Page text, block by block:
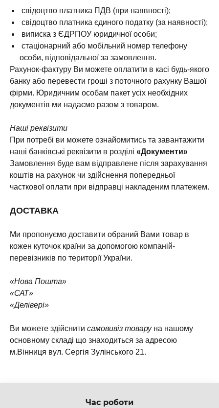
свідоцтво платника ПДВ (при наявності);
свідоцтво платника єдиного податку (за наявності);
виписка з ЄДРПОУ юридичної особи;
стаціонарний або мобільний номер телефону
особи, відповідальної за замовлення.
Рахунок-фактуру Ви можете оплатити в касі будь-якого
банку або перевести гроші з поточного рахунку Вашої
фірми. Юридичним особам пакет усіх необхідних
документів ми надаємо разом з товаром.
Наші реквізити
При потребі ви можете ознайомитись та завантажити
наші банківські реквізити в розділі «Документи»
Замовлення буде вам відправлене після зарахування
коштів на рахунок чи здійснення попередньої
часткової оплати при відправці накладеним платежем.
ДОСТАВКА
Ми пропонуємо доставити обраний Вами товар в
кожен куточок країни за допомогою компаній-
перевізників по території України.
«Нова Пошта»
«САТ»
«Делівері»
Ви можете здійснити самовивіз товаруна нашому
основному складі що знаходиться за адресою
м.Вінниця вул. Сергія Зулінського 21.
Час роботи